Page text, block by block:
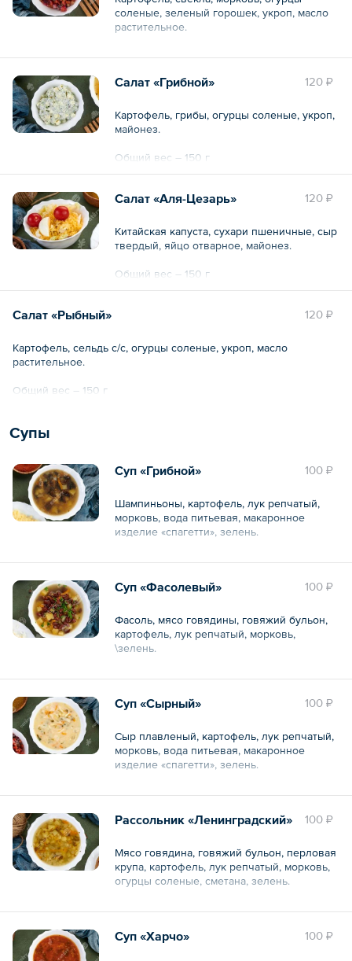
соленые, зеленый горошек, укроп, масло
растительное.
Общий вес – 150 г
120 ₽
Салат «Грибной»
Картофель, грибы, огурцы соленые, укроп,
майонез.
Общий вес – 150 г
120 ₽
Салат «Аля-Цезарь»
Китайская капуста, сухари пшеничные, сыр
твердый, яйцо отварное, майонез.
Общий вес – 150 г
120 ₽
Салат «Рыбный»
Картофель, сельдь с/с, огурцы соленые, укроп, масло
растительное.
Общий вес – 150 г
Супы
100 ₽
Суп «Грибной»
Шампиньоны, картофель, лук репчатый,
морковь, вода питьевая, макаронное
изделие «спагетти», зелень.
Общий вес – 360 г
100 ₽
Суп «Фасолевый»
Фасоль, мясо говядины, говяжий бульон,
картофель, лук репчатый, морковь,
\зелень.
100 ₽
Суп «Сырный»
Сыр плавленый, картофель, лук репчатый,
морковь, вода питьевая, макаронное
изделие «спагетти», зелень.
Общий вес – 300 г
100 ₽
Рассольник «Ленинградский»
Мясо говядина, говяжий бульон, перловая
крупа, картофель, лук репчатый, морковь,
огурцы соленые, сметана, зелень.
Общий вес – 270 г
100 ₽
Суп «Харчо»